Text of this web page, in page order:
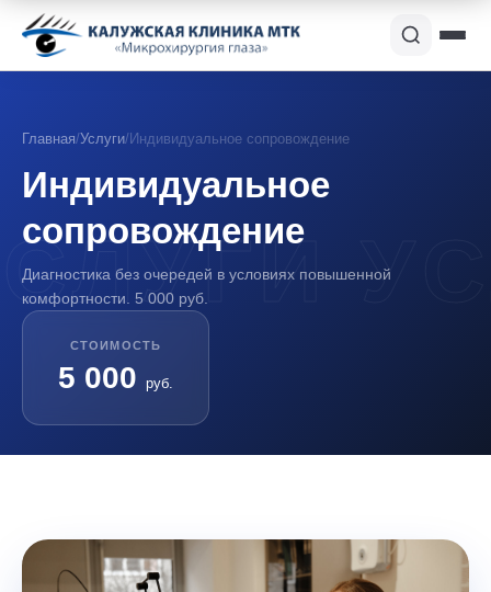
Главная/Услуги/Индивидуальное сопровождение
Индивидуальное
сопровождение
Диагностика без очередей в условиях повышенной
комфортности. 5 000 руб.
СТОИМОСТЬ
5 000 руб.